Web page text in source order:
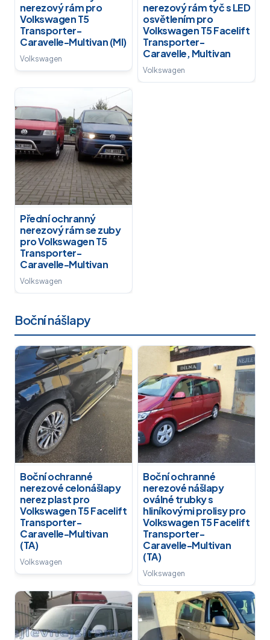
nerezový rám pro
Volkswagen T5
Transporter-
Caravelle-Multivan (MI)
Volkswagen
nerezový rám tyč s LED
osvětlením pro
Volkswagen T5 Facelift
Transporter-
Caravelle, Multivan
Volkswagen
Přední ochranný
nerezový rám se zuby
pro Volkswagen T5
Transporter-
Caravelle-Multivan
Volkswagen
Boční nášlapy
Boční ochranné
nerezové celonášlapy
nerez plast pro
Volkswagen T5 Facelift
Transporter-
Caravelle-Multivan
(TA)
Volkswagen
Boční ochranné
nerezové nášlapy
oválné trubky s
hliníkovými prolisy pro
Volkswagen T5 Facelift
Transporter-
Caravelle-Multivan
(TA)
Volkswagen